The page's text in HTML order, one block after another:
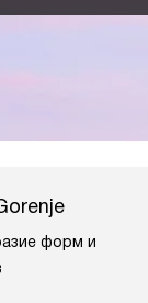
форм и